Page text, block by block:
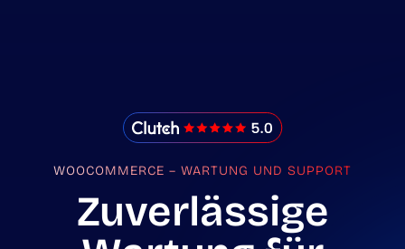
IMADO Reviews
WOOCOMMERCE – WARTUNG UND SUPPORT
Zuverlässige